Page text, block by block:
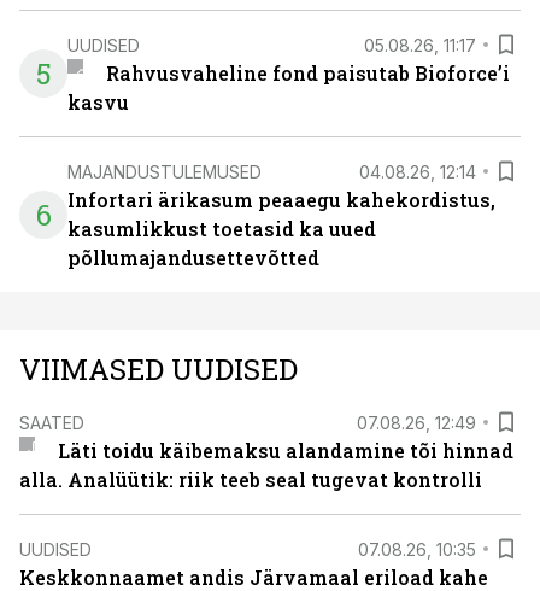
5
UUDISED 05.08.26, 11:17
Rahvusvaheline fond paisutab Bioforce’i
kasvu
6
MAJANDUSTULEMUSED 04.08.26, 12:14
Infortari ärikasum peaaegu kahekordistus,
kasumlikkust toetasid ka uued
põllumajandusettevõtted
VIIMASED UUDISED
SAATED 07.08.26, 12:49
Läti toidu käibemaksu alandamine tõi hinnad
alla. Analüütik: riik teeb seal tugevat kontrolli
UUDISED 07.08.26, 10:35
Keskkonnaamet andis Järvamaal eriload kahe